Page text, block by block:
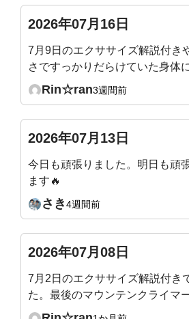
2026年07月16日
7月9日のエクササイズ解説付き
さですっかりだらけていた身体
うで、シャキッとしました。ぽ
な？やりやすくなりました。
Rin☆ran3週間前
2026年07月13日
今日も頑張りました。明日も頑
ます🔥
さき4週間前
2026年07月08日
7月2日のエクササイズ解説付き
た。最後のマウンテンクライマ
き指しそうになりながら頑張り